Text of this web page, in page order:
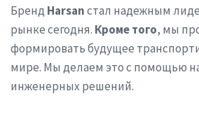
Бренд Harsanстал надежным
рынке сегодня. Кроме того, мы
формировать будущее
мире. Мы делаем это с помощью
инженерных решений.